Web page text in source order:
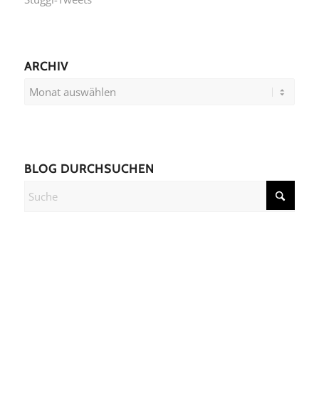
ARCHIV
BLOG DURCHSUCHEN